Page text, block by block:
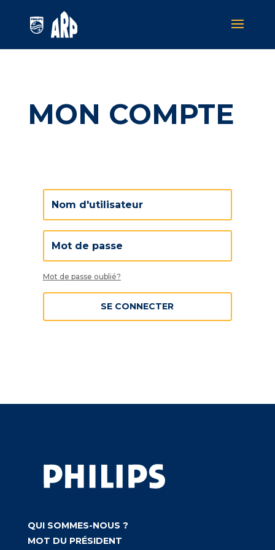
MON COMPTE
Mot de passe oublié?
SE CONNECTER
QUI SOMMES-NOUS ?
MOT DU PRÉSIDENT